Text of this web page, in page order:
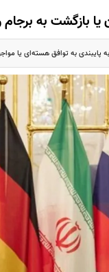
بازگشت به برجام
به توافق هسته‌ای یا